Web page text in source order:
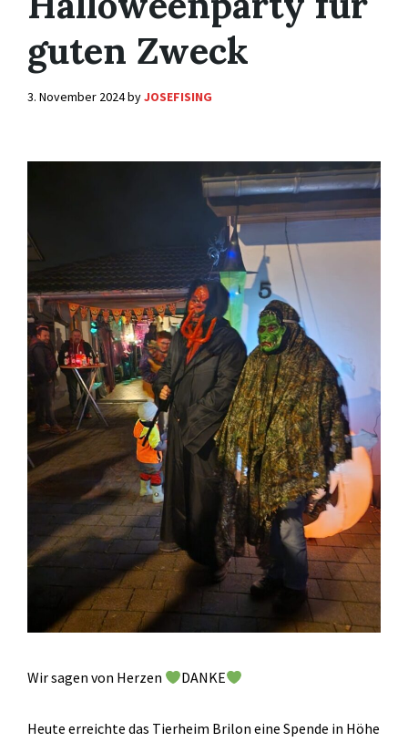
guten Zweck
3. November 2024byJOSEFISING
Wir sagen von Herzen DANKE
Heute erreichte das Tierheim Brilon eine Spende in Höhe